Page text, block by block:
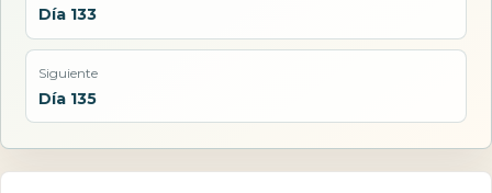
Día 133
Siguiente
Día 135